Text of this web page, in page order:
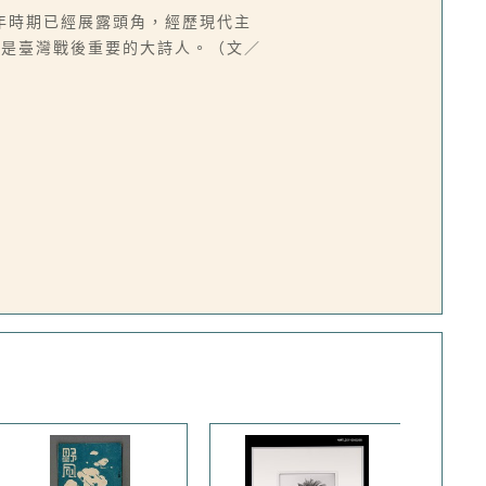
期已經展露頭角，經歷現代主
臺灣戰後重要的大詩人。（文／